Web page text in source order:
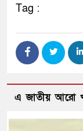
Tag :
এ জাতীয় আরো